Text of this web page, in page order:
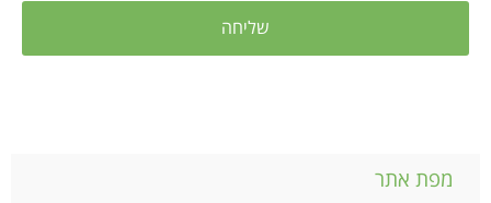
מפת אתר